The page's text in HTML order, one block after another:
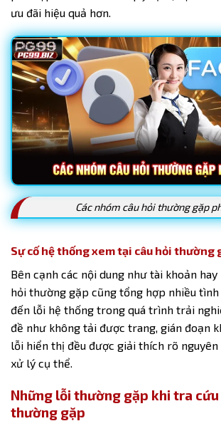
ưu đãi hiệu quả hơn.
Các nhóm câu hỏi thường gặp
Sự cố hệ thống xem tại câu hỏi thường
Bên cạnh các nội dung như tài khoản hay
hỏi thường gặp cũng tổng hợp nhiều tình
đến lỗi hệ thống trong quá trình trải
đề như không tải được trang, gián đoạn
lỗi hiển thị đều được giải thích rõ
xử lý cụ thể.
Những lỗi thường gặp khi tra cứu
thường gặp